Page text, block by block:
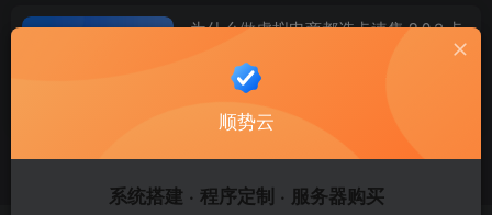
为什么做虚拟电商都选卡速售 2.0？卡
商城系统
2个月前
顺势云
系统搭建 · 程序定制 · 服务器购买